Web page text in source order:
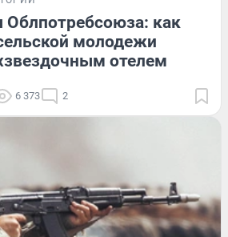
как
молодежи
отелем
6 373 2